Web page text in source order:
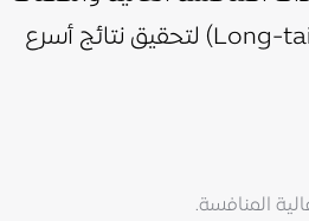
الطويلة (Long-tail Keywords) لتحقيق نتائج أسرع
المنافسة.